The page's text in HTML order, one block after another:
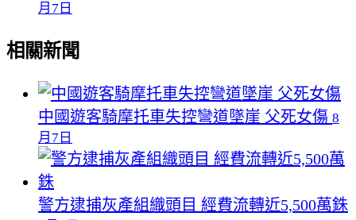
月7日
相關新聞
中國遊客騎摩托車失控彎道墜崖 父死女傷 8
月7日
警方逮捕灰產組織頭目 經費流轉近5,500萬銖